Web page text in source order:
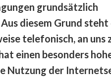
grundsätzlich
diesem Grund steht
telefonisch, an uns
einen besonders
Nutzung der